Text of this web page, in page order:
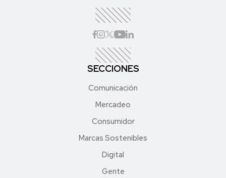
SECCIONES
Comunicación
Mercadeo
Consumidor
Marcas Sostenibles
Digital
Gente